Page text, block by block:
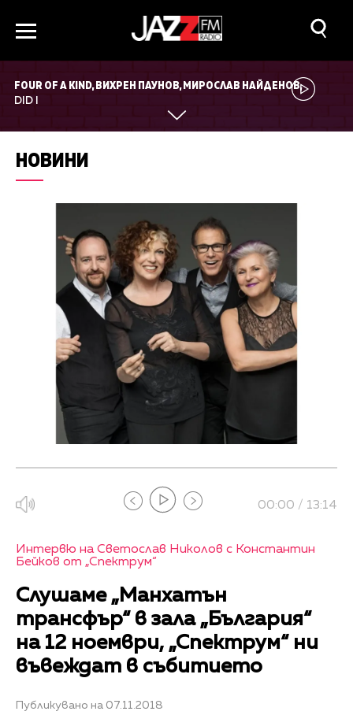
FOUR OF A KIND, ВИХРЕН ПАУНОВ, МИРОСЛАВ НАЙДЕНОВ,
ИВО ПАУНОВ, БОЯН ГЕОРГИЕВ - BONZY
DID I
НОВИНИ
00:00 / 13:14
Интервю на Светослав Николов с Константин
Бейков от „Спектрум“
Слушаме „Манхатън
трансфър“ в зала „България“
на 12 ноември, „Спектрум“ ни
въвеждат в събитието
Публикувано на 07.11.2018